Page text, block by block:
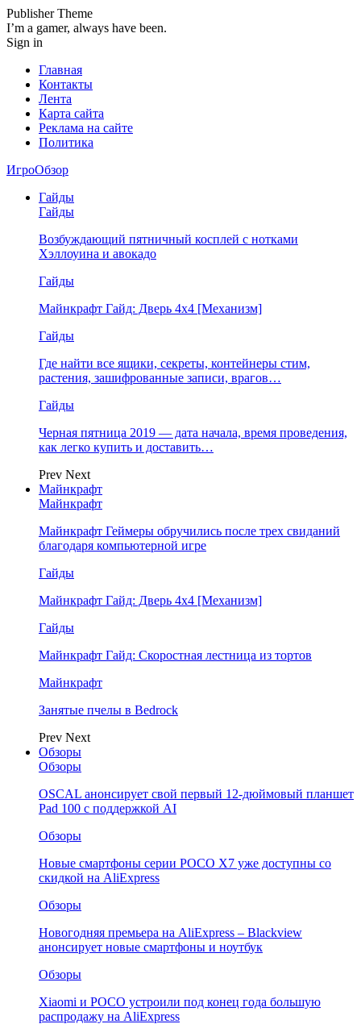
Publisher Theme
I’m a gamer, always have been.
Sign in
Главная
Контакты
Лента
Карта сайта
Реклама на сайте
Политика
ИгроОбзор
Гайды
Гайды
Возбуждающий пятничный косплей с нотками
Хэллоуина и авокадо
Гайды
Майнкрафт Гайд: Дверь 4х4 [Механизм]
Гайды
Где найти все ящики, секреты, контейнеры стим,
растения, зашифрованные записи, врагов…
Гайды
Черная пятница 2019 — дата начала, время проведения,
как легко купить и доставить…
Prev Next
Майнкрафт
Майнкрафт
Майнкрафт Геймеры обручились после трех свиданий
благодаря компьютерной игре
Гайды
Майнкрафт Гайд: Дверь 4х4 [Механизм]
Гайды
Майнкрафт Гайд: Скоростная лестница из тортов
Майнкрафт
Занятые пчелы в Bedrock
Prev Next
Обзоры
Обзоры
OSCAL анонсирует свой первый 12-дюймовый планшет
Pad 100 с поддержкой AI
Обзоры
Новые смартфоны серии POCO X7 уже доступны со
скидкой на AliExpress
Обзоры
Новогодняя премьера на AliExpress – Blackview
анонсирует новые смартфоны и ноутбук
Обзоры
Xiaomi и POCO устроили под конец года большую
распродажу на AliExpress